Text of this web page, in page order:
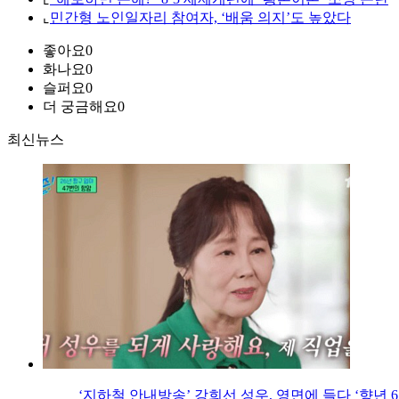
⌞ 민간형 노인일자리 참여자, ‘배움 의지’도 높았다
좋아요0
화나요0
슬퍼요0
더 궁금해요0
최신뉴스
‘지하철 안내방송’ 강희선 성우, 영면에 들다 ‘향년